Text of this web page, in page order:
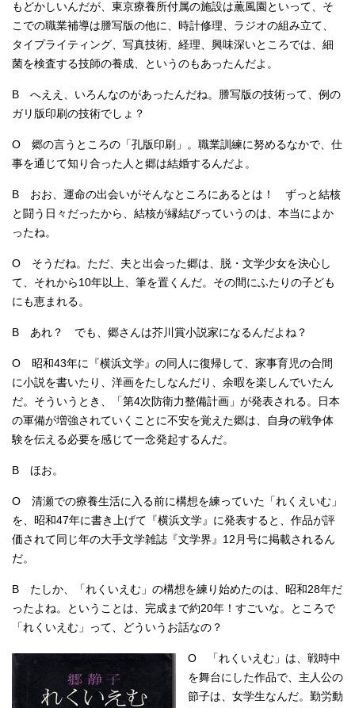
もどかしいんだが、東京療養所付属の施設は薫風園といって、そ
こでの職業補導は謄写版の他に、時計修理、ラジオの組み立て、
タイプライティング、写真技術、経理、興味深いところでは、細
菌を検査する技師の養成、というのもあったんだよ。
B へええ、いろんなのがあったんだね。謄写版の技術って、例の
ガリ版印刷の技術でしょ？
O 郷の言うところの「孔版印刷」。職業訓練に努めるなかで、仕
事を通じて知り合った人と郷は結婚するんだよ。
B おお、運命の出会いがそんなところにあるとは！ ずっと結核
と闘う日々だったから、結核が縁結びっていうのは、本当によか
ったね。
O そうだね。ただ、夫と出会った郷は、脱・文学少女を決心し
て、それから10年以上、筆を置くんだ。その間にふたりの子ども
にも恵まれる。
B あれ？ でも、郷さんは芥川賞小説家になるんだよね？
O 昭和43年に『横浜文学』の同人に復帰して、家事育児の合間
に小説を書いたり、洋画をたしなんだり、余暇を楽しんでいたん
だ。そういうとき、「第4次防衛力整備計画」が発表される。日本
の軍備が増強されていくことに不安を覚えた郷は、自身の戦争体
験を伝える必要を感じて一念発起するんだ。
B ほお。
O 清瀬での療養生活に入る前に構想を練っていた「れくえいむ」
を、昭和47年に書き上げて『横浜文学』に発表すると、作品が評
価されて同じ年の大手文学雑誌『文学界』12月号に掲載されるん
だ。
B たしか、「れくいえむ」の構想を練り始めたのは、昭和28年だ
ったよね。ということは、完成まで約20年！すごいな。ところで
「れくいえむ」って、どういうお話なの？
O 「れくいえむ」は、戦時中
を舞台にした作品で、主人公の
節子は、女学生なんだ。勤労動